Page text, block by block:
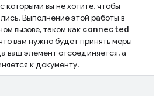
которыми вы не хотите, чтобы
Выполнение этой работы в
вызове, таком как connected
вам нужно будет принять меры
ваш элемент отсоединяется, а
к документу.